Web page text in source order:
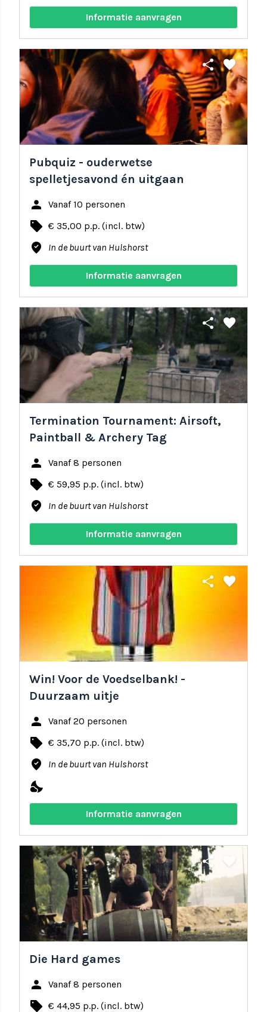
Informatie aanvragen
share favorite
Pubquiz - ouderwetse
spelletjesavond én uitgaan
person Vanaf 10 personen
local_offer € 35,00 p.p. (incl. btw)
where_to_vote In de buurt van Hulshorst
Informatie aanvragen
share favorite
Termination Tournament: Airsoft,
Paintball & Archery Tag
person Vanaf 8 personen
local_offer € 59,95 p.p. (incl. btw)
where_to_vote In de buurt van Hulshorst
Informatie aanvragen
share favorite
Win! Voor de Voedselbank! -
Duurzaam uitje
person Vanaf 20 personen
local_offer € 35,70 p.p. (incl. btw)
where_to_vote In de buurt van Hulshorst
nights_stay
Informatie aanvragen
share favorite
Die Hard games
person Vanaf 8 personen
local_offer € 44,95 p.p. (incl. btw)